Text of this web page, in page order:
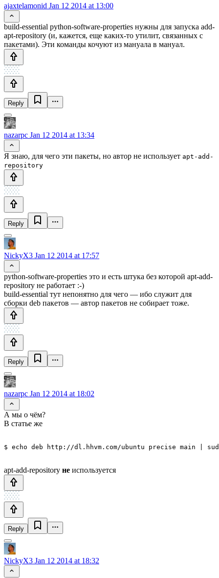
ajaxtelamonid Jan 12 2014 at 13:00
build-essential python-software-properties нужны для запуска add-
apt-repository (и, кажется, еще каких-то утилит, связанных с
пакетами). Эти команды кочуют из мануала в мануал.
Reply
nazarpc Jan 12 2014 at 13:34
Я знаю, для чего эти пакеты, но автор не использует apt-add-
repository
Reply
NickyX3 Jan 12 2014 at 17:57
python-software-properties это и есть штука без которой apt-add-
repository не работает :-)
build-essential тут непонятно для чего — ибо служит для
сборки deb пакетов — автор пакетов не собирает тоже.
Reply
nazarpc Jan 12 2014 at 18:02
А мы о чём?
В статье же
apt-add-repository не используется
Reply
NickyX3 Jan 12 2014 at 18:32